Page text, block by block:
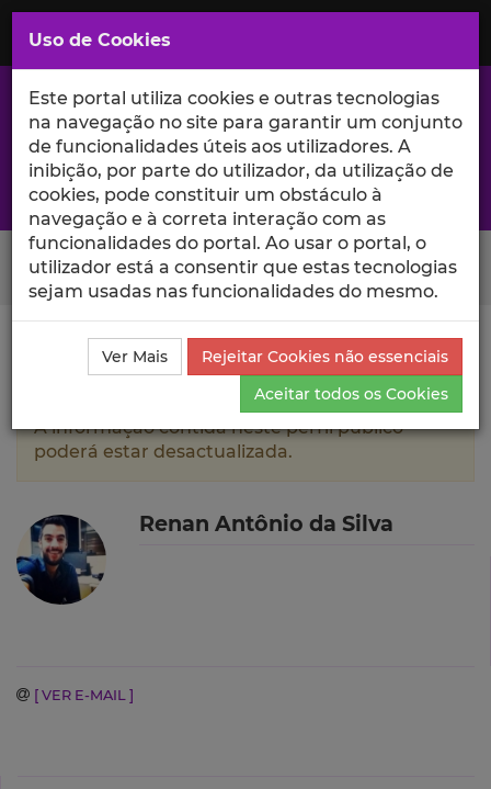
Saltar
para
Conteúdo
Principal
A excelência da investigação e ciência no Iscte
Search Button
Ciência_Iscte Autores
Renan Antônio da Silva
Currículo
A informação contida neste perfil público
poderá estar desactualizada.
Renan Antônio da Silva
[ VER E-MAIL ]
Uso de Cookies
Este portal utiliza cookies e outras tecnologias
na navegação no site para garantir um conjunto
de funcionalidades úteis aos utilizadores. A
inibição, por parte do utilizador, da utilização de
cookies, pode constituir um obstáculo à
navegação e à correta interação com as
funcionalidades do portal. Ao usar o portal, o
utilizador está a consentir que estas tecnologias
sejam usadas nas funcionalidades do mesmo.
Ver Mais
Rejeitar Cookies não essenciais
Aceitar todos os Cookies